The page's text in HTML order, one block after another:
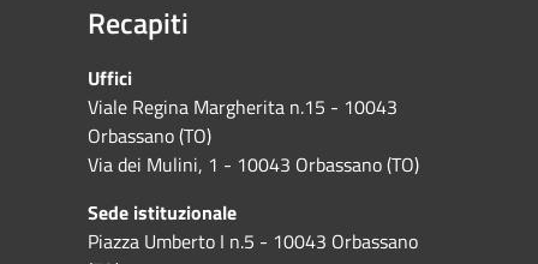
Recapiti
Uffici
Viale Regina Margherita n.15 - 10043
Orbassano (TO)
Via dei Mulini, 1 - 10043 Orbassano (TO)
Sede istituzionale
Piazza Umberto I n.5 - 10043 Orbassano